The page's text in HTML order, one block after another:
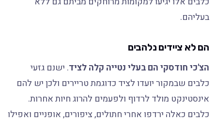
בעליהם.
הם לא ציידים נלהבים
הצ'כי חודסקי הם בעלי נטייה קלה לציד. ישנם גזעי
כלבים שבמקור יועדו לציד כדוגמת טריירים ולכן יש להם
אינסטינקט מולד לרדוף ולפעמים להרוג חיות אחרות.
כלבים כאלה ירדפו אחרי חתולים, ציפורים, אופניים ואפילו